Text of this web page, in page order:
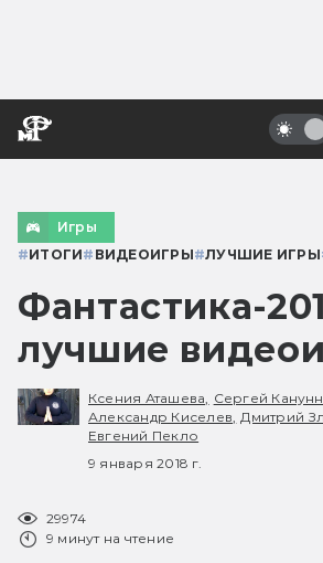
Игры
#ИТОГИ# ВИДЕОИГРЫ#ЛУЧШИЕ ИГРЫ
Фантастика-
лучшие
Ксения Аташева,
Сергей
Александр Киселев, Дмитрий
Евгений Пекло
9 января 2018 г.
29974
9 минут на чтение